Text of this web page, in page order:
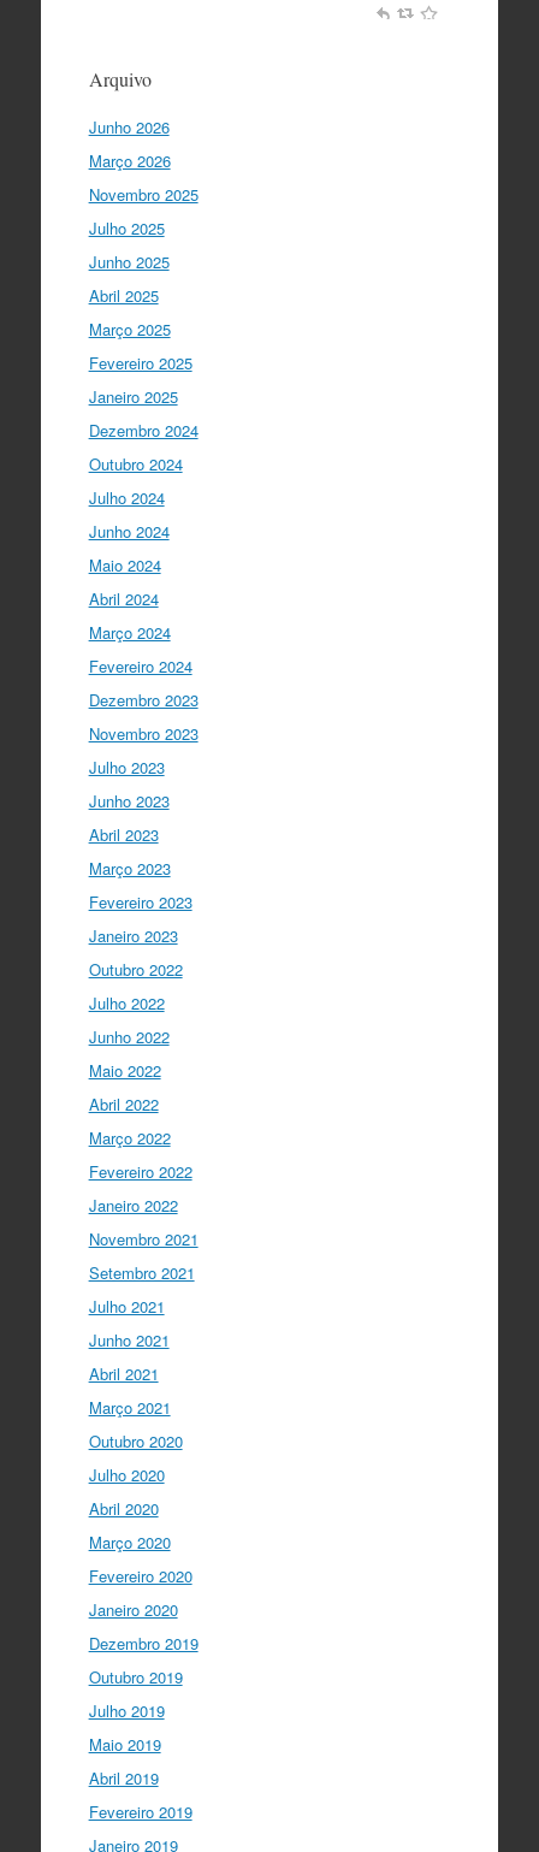
coesão…
Ciência Viva
Ciência foi o momento fundamental
para a mudança do ensino em Portugal,
I Gulbenkian Ciência
Fantastic closing up of
about "Communicating at the Speed of
Science" with the…
twitter.com/i/web/status/1…
Ciência Viva
"Hoje fazemos parte de equipas
europeias multidisciplinares que têm
um objetivo comum: a resolução de
problemas mun…
twitter.com/i/web/status/1…
Ciência Viva
“O impacto dos jovens investigadores,
como eu, na sociedade é hoje muito
fecha…
Ciência Viva
cultura científica no futuro da Europa
em direto do
Acompanhe li…
twitter.com/i/web/status/1…
I Gulbenkian Ciência
@EMBO
@ERC_Research
@IGCiencia
Arquivo
Junho 2026
Março 2026
Novembro 2025
Julho 2025
Junho 2025
Abril 2025
Março 2025
Fevereiro 2025
Janeiro 2025
Dezembro 2024
Outubro 2024
Julho 2024
Junho 2024
Maio 2024
Abril 2024
Março 2024
Fevereiro 2024
Dezembro 2023
Novembro 2023
Julho 2023
Junho 2023
Abril 2023
Março 2023
Fevereiro 2023
Janeiro 2023
Outubro 2022
Julho 2022
Junho 2022
Maio 2022
Abril 2022
Março 2022
Fevereiro 2022
Janeiro 2022
Novembro 2021
Setembro 2021
Julho 2021
Junho 2021
Abril 2021
Março 2021
Outubro 2020
Julho 2020
Abril 2020
Março 2020
Fevereiro 2020
Janeiro 2020
Dezembro 2019
Outubro 2019
Julho 2019
Maio 2019
Abril 2019
Fevereiro 2019
Janeiro 2019